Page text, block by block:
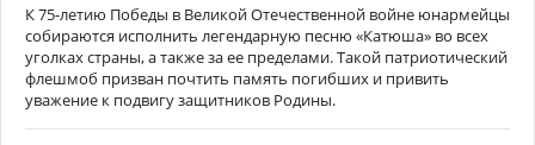
К 75-летию Победы в Великой Отечественной войне юнармейцы
собираются исполнить легендарную песню «Катюша» во всех
уголках страны, а также за ее пределами. Такой патриотический
флешмоб призван почтить память погибших и привить
уважение к подвигу защитников Родины.